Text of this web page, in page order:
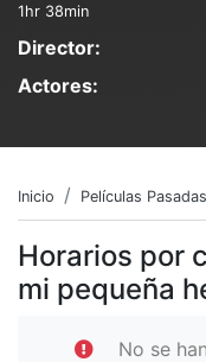
1hr 38min
Director:
Actores:
Inicio Películas Pasadas
Horarios por
mi pequeña
No se